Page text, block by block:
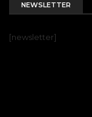
NEWSLETTER
[newsletter]